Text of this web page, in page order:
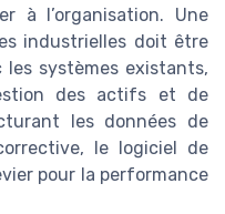
à l’organisation. Une
industrielles doit être
les systèmes existants,
des actifs et de
les données de
le logiciel de
pour la performance